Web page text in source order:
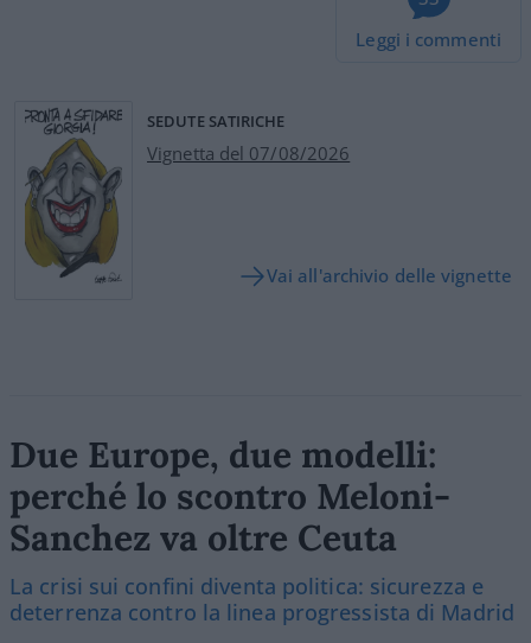
Leggi i commenti
SEDUTE SATIRICHE
Vignetta del 07/08/2026
Vai all'archivio delle vignette
Due Europe, due modelli:
perché lo scontro Meloni-
Sanchez va oltre Ceuta
La crisi sui confini diventa politica: sicurezza e
deterrenza contro la linea progressista di Madrid